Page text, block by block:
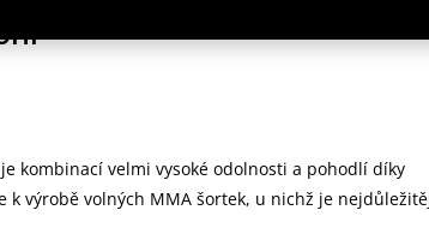
kombinací velmi vysoké odolnosti a pohodlí díky
k výrobě volných MMA šortek, u nichž je